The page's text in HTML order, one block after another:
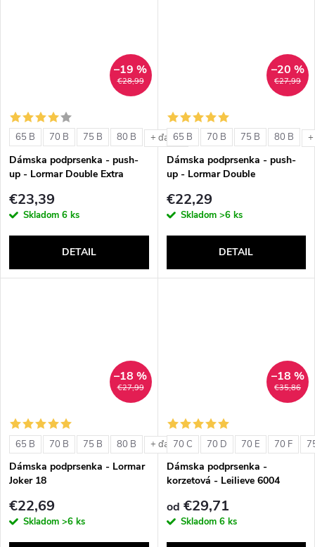
€28,99
–19 %
65 B 70 B 75 B 80 B + ďalšie
Dámska podprsenka - push-
up - Lormar Double Extra
€23,39
Skladom 6 ks
DETAIL
€27,99
–20 %
65 B 70 B 75 B 80 B
Dámska podprsenka - push-
up - Lormar Double
€22,29
Skladom >6 ks
DETAIL
€27,99
–18 %
65 B 70 B 75 B 80 B + ďalšie
Dámska podprsenka - Lormar
Joker 18
€22,69
Skladom >6 ks
€35,86
–18 %
70 C 70 D 70 E 70 F
Dámska podprsenka -
korzetová - Leilieve 6004
od €29,71
Skladom 6 ks